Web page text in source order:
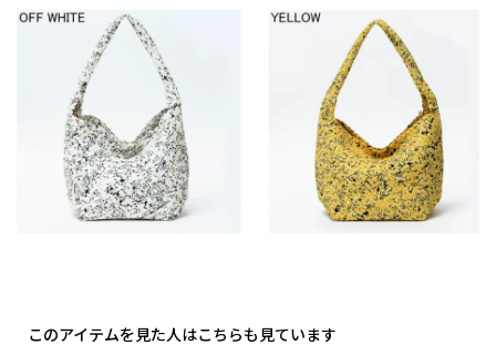
このアイテムを見た人はこちらも見ています